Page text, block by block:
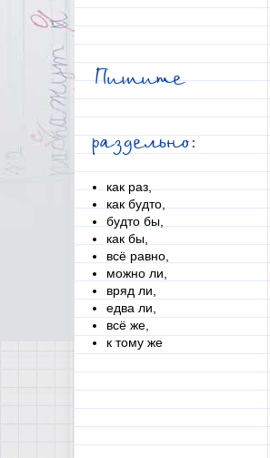
Пишите
раздельно:
как раз,
как будто,
будто бы,
как бы,
всё равно,
можно ли,
вряд ли,
едва ли,
всё же,
к тому же